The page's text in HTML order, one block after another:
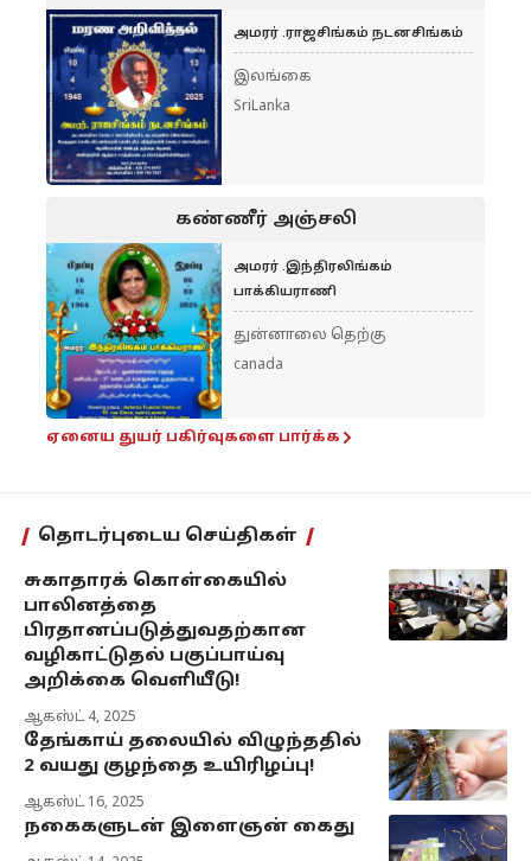
அமரர் .ராஜசிங்கம் நடனசிங்கம்
இலங்கை
SriLanka
கண்ணீர் அஞ்சலி
அமரர் .இந்திரலிங்கம்
பாக்கியராணி
துன்னாலை தெற்கு
canada
ஏனைய துயர் பகிர்வுகளை பார்க்க
தொடர்புடைய செய்திகள்
சுகாதாரக் கொள்கையில்
பாலினத்தை
பிரதானப்படுத்துவதற்கான
வழிகாட்டுதல் பகுப்பாய்வு
அறிக்கை வெளியீடு!
ஆகஸ்ட் 4, 2025
தேங்காய் தலையில் விழுந்ததில்
2 வயது குழந்தை உயிரிழப்பு!
ஆகஸ்ட் 16, 2025
நகைகளுடன் இளைஞன் கைது